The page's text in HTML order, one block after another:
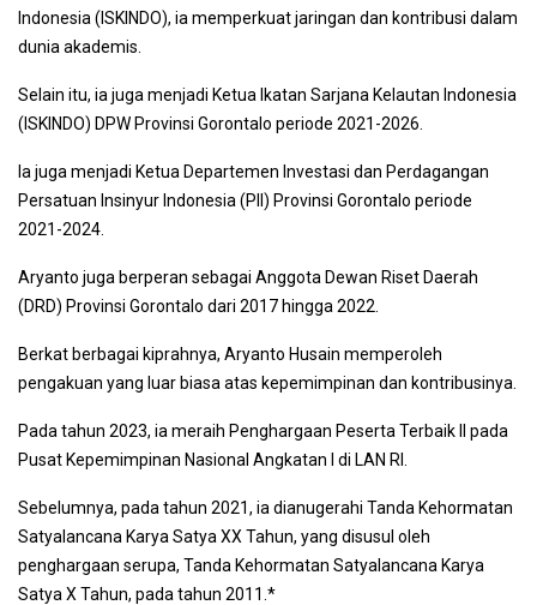
Indonesia (ISKINDO), ia memperkuat jaringan dan kontribusi dalam
dunia akademis.
Selain itu, ia juga menjadi Ketua Ikatan Sarjana Kelautan Indonesia
(ISKINDO) DPW Provinsi Gorontalo periode 2021-2026.
Ia juga menjadi Ketua Departemen Investasi dan Perdagangan
Persatuan Insinyur Indonesia (PII) Provinsi Gorontalo periode
2021-2024.
Aryanto juga berperan sebagai Anggota Dewan Riset Daerah
(DRD) Provinsi Gorontalo dari 2017 hingga 2022.
Berkat berbagai kiprahnya, Aryanto Husain memperoleh
pengakuan yang luar biasa atas kepemimpinan dan kontribusinya.
Pada tahun 2023, ia meraih Penghargaan Peserta Terbaik II pada
Pusat Kepemimpinan Nasional Angkatan I di LAN RI.
Sebelumnya, pada tahun 2021, ia dianugerahi Tanda Kehormatan
Satyalancana Karya Satya XX Tahun, yang disusul oleh
penghargaan serupa, Tanda Kehormatan Satyalancana Karya
Satya X Tahun, pada tahun 2011.*